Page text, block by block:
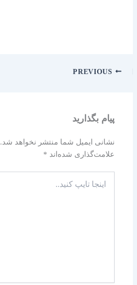
پیام بگذارید
نشانی ایمیل شما منتشر نخواهد شد.
علامت‌گذاری شده‌اند *
تایپ